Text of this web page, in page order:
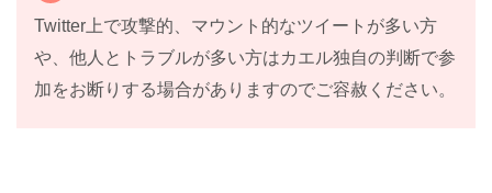
Twitter上で攻撃的、マウント的なツイートが多い方
や、他人とトラブルが多い方はカエル独自の判断で参
加をお断りする場合がありますのでご容赦ください。